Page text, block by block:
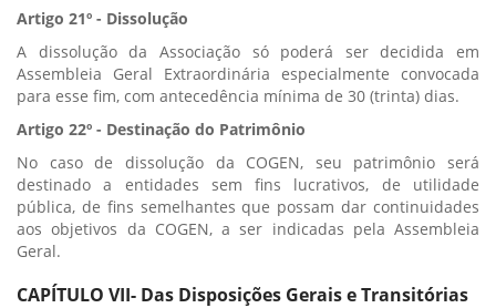
Artigo 21º - Dissolução
A dissolução da Associação só poderá ser decidida em
Assembleia Geral Extraordinária especialmente convocada
para esse fim, com antecedência mínima de 30 (trinta) dias.
Artigo 22º - Destinação do Patrimônio
No caso de dissolução da COGEN, seu patrimônio será
destinado a entidades sem fins lucrativos, de utilidade
pública, de fins semelhantes que possam dar continuidades
aos objetivos da COGEN, a ser indicadas pela Assembleia
Geral.
CAPÍTULO VII- Das Disposições Gerais e Transitórias